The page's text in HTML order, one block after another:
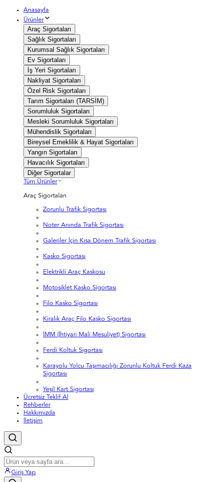
Anasayfa
Ürünler
Araç Sigortaları
Sağlık Sigortaları
Kurumsal Sağlık Sigortaları
Ev Sigortaları
İş Yeri Sigortaları
Nakliyat Sigortaları
Özel Risk Sigortaları
Tarım Sigortaları (TARSİM)
Sorumluluk Sigortaları
Mesleki Sorumluluk Sigortaları
Mühendislik Sigortaları
Bireysel Emeklilik & Hayat Sigortaları
Yangın Sigortaları
Havacılık Sigortaları
Diğer Sigortalar
Tüm Ürünler
Araç Sigortaları
Zorunlu Trafik Sigortası
Noter Anında Trafik Sigortası
Galeriler İçin Kısa Dönem Trafik Sigortası
Kasko Sigortası
Elektrikli Araç Kaskosu
Motosiklet Kasko Sigortası
Filo Kasko Sigortası
Kiralık Araç Filo Kasko Sigortası
İMM (İhtiyari Mali Mesuliyet) Sigortası
Ferdi Koltuk Sigortası
Karayolu Yolcu Taşımacılığı Zorunlu Koltuk Ferdi Kaza
Sigortası
Yeşil Kart Sigortası
Ücretsiz Teklif Al
Rehberler
Hakkımızda
İletişim
Giriş Yap